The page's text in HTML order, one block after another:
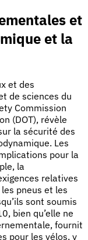
et
et la
et des
de sciences du
Commission
(DOT), révèle
la sécurité des
Les
pour la
la
relatives
pneus et les
sont soumis
bien qu’elle ne
fournit
pour les vélos, y